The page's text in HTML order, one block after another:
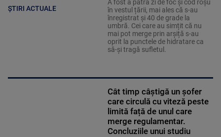
ȘTIRI ACTUALE
A fost a patra zi de foc și cod roșu
în vestul țării, mai ales că s-au
înregistrat și 40 de grade la
umbră. Cei care au simțit că nu
mai pot merge prin arșiță s-au
oprit la punctele de hidratare ca
să-și tragă sufletul.
Cât timp câștigă un șofer
care circulă cu viteză peste
limită față de unul care
merge regulamentar.
Concluziile unui studiu